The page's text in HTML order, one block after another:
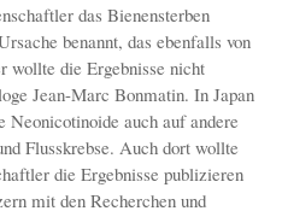
das Bienensterben
benannt, das ebenfalls von
wollte die Ergebnisse nicht
Jean-Marc Bonmatin. In Japan
Neonicotinoide auch auf andere
Flusskrebse. Auch dort wollte
die Ergebnisse publizieren
mit den Recherchen und